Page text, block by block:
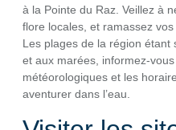
à la Pointe du Raz. Veillez à
flore locales, et ramassez
Les plages de la région
et aux marées, informez-
météorologiques et les
aventurer dans l’eau.